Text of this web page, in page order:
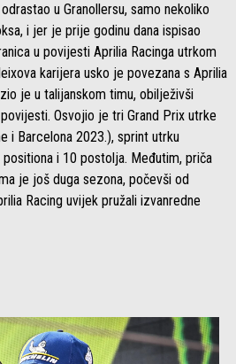
u Granollersu, samo nekoliko
i jer je prije godinu dana ispisao
u povijesti Aprilia Racinga utrkom
karijera usko je povezana s Aprilia
je u talijanskom timu, obilježivši
Osvojio je tri Grand Prix utrke
i Barcelona 2023.), sprint utrku
i 10 postolja. Međutim, priča
je još duga sezona, počevši od
Racing uvijek pružali izvanredne